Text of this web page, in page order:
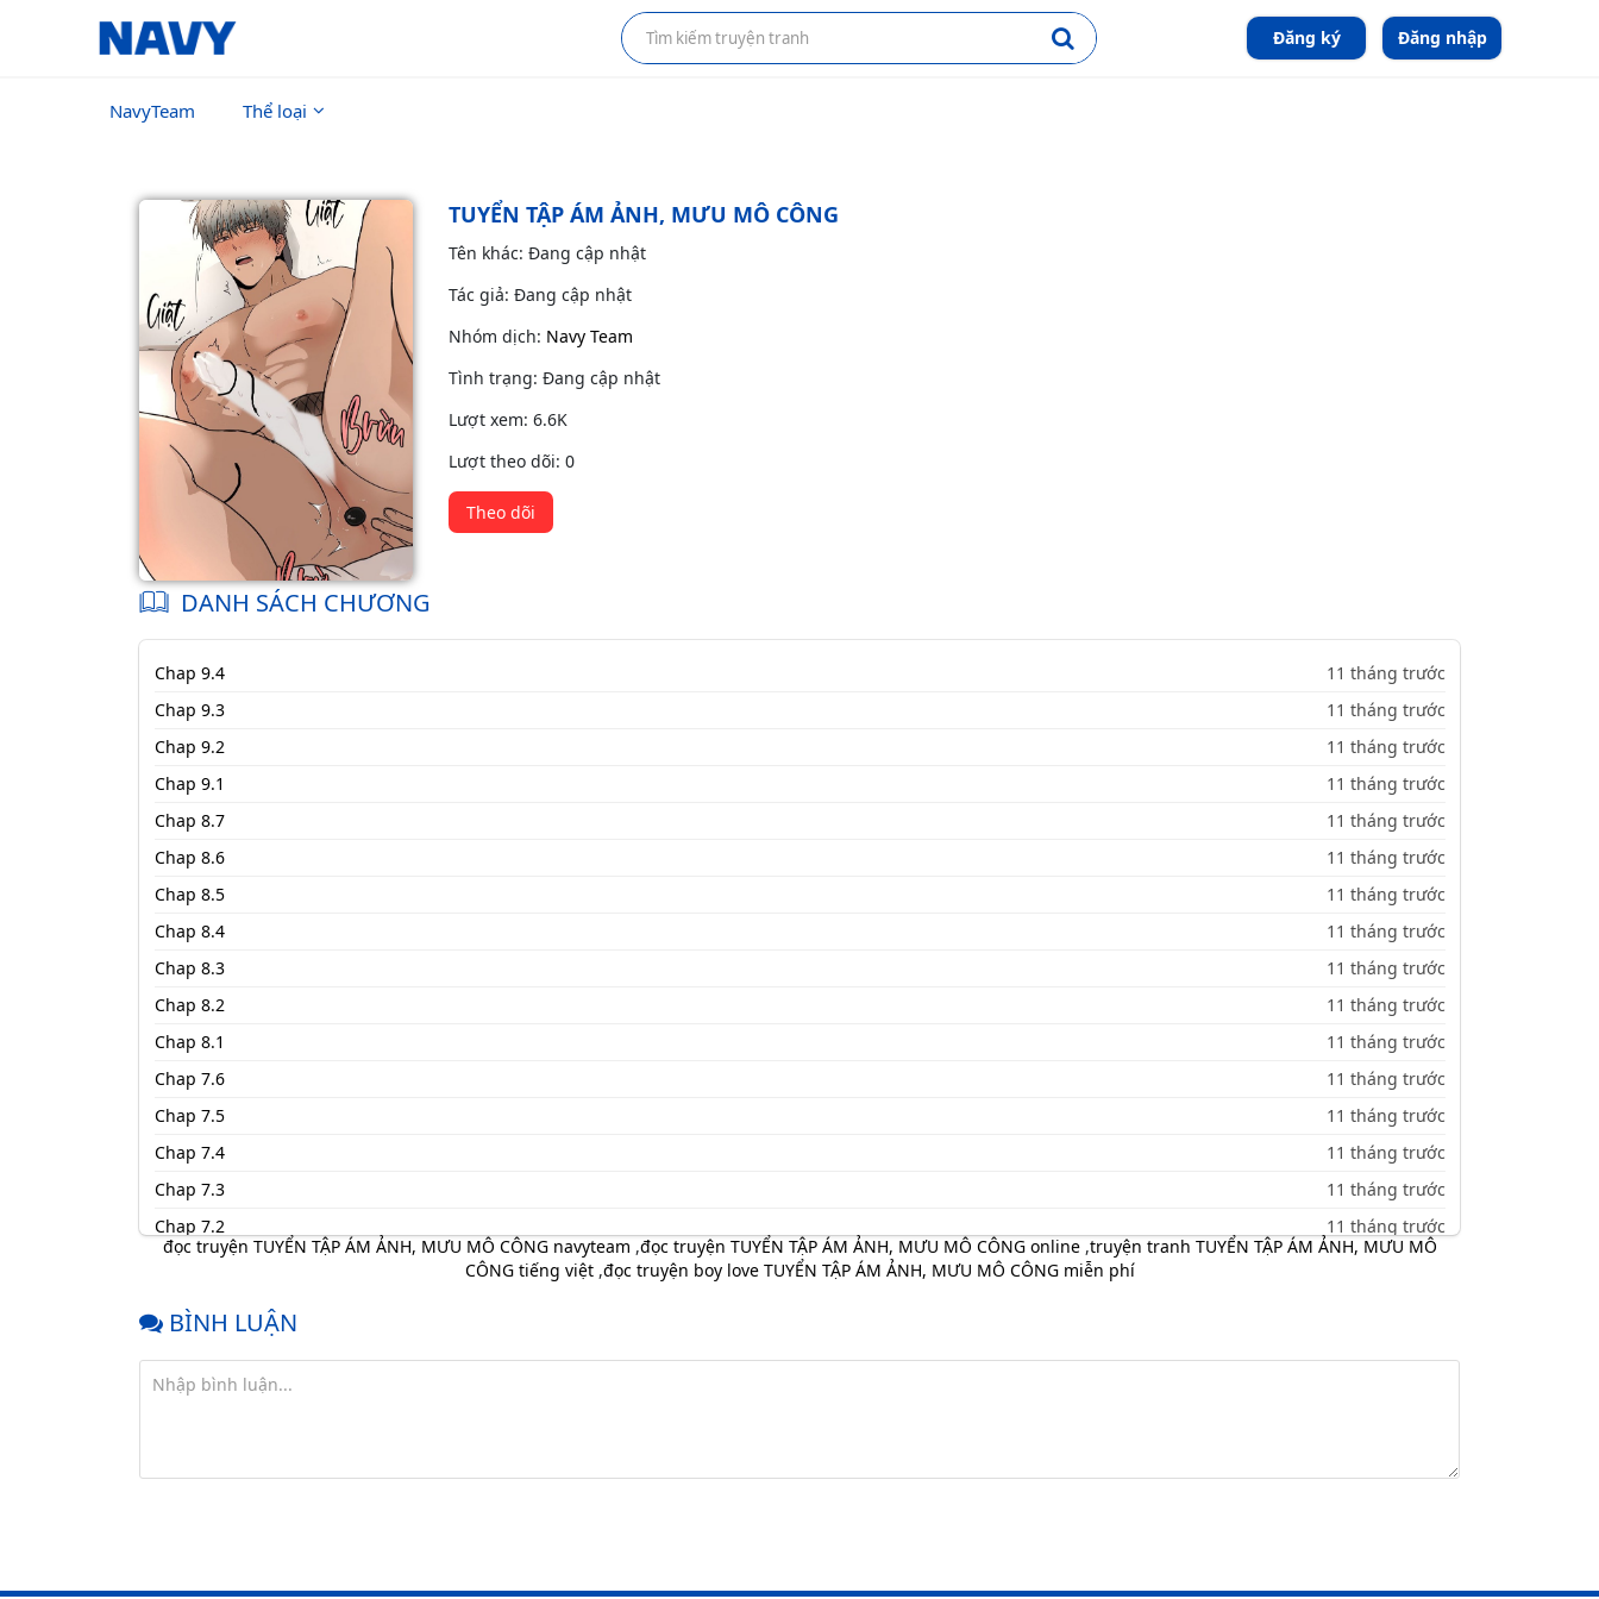
Đăng ký Đăng nhập
NavyTeam Thể loại
TUYỂN TẬP ÁM ẢNH, MƯU MÔ CÔNG
Tên khác: Đang cập nhật
Tác giả: Đang cập nhật
Nhóm dịch: Navy Team
Tình trạng: Đang cập nhật
Lượt xem: 6.6K
Lượt theo dõi: 0
Theo dõi
DANH SÁCH CHƯƠNG
Chap 9.4
11 tháng trước
Chap 9.3
11 tháng trước
Chap 9.2
11 tháng trước
Chap 9.1
11 tháng trước
Chap 8.7
11 tháng trước
Chap 8.6
11 tháng trước
Chap 8.5
11 tháng trước
Chap 8.4
11 tháng trước
Chap 8.3
11 tháng trước
Chap 8.2
11 tháng trước
Chap 8.1
11 tháng trước
Chap 7.6
11 tháng trước
Chap 7.5
11 tháng trước
Chap 7.4
11 tháng trước
Chap 7.3
11 tháng trước
Chap 7.2
11 tháng trước
Chap 7.1
11 tháng trước
Chap 6.4
Chap 6.3
Chap 5.4
11 tháng trước
Chap 5.1
11 tháng trước
đọc truyện TUYỂN TẬP ÁM ẢNH, MƯU MÔ CÔNG navyteam ,đọc truyện TUYỂN TẬP ÁM ẢNH, MƯU MÔ CÔNG online,truyện tranh TUYỂN TẬP ÁM ẢNH, MƯU MÔ
CÔNG tiếng việt,đọc truyện boy love TUYỂN TẬP ÁM ẢNH, MƯU MÔ CÔNG miễn phí
BÌNH LUẬN